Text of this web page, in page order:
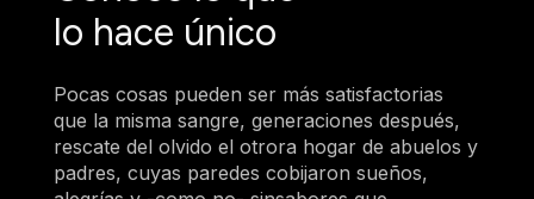
lo hace único
Pocas cosas pueden ser más satisfactorias
que la misma sangre, generaciones después,
rescate del olvido el otrora hogar de abuelos y
padres, cuyas paredes cobijaron sueños,